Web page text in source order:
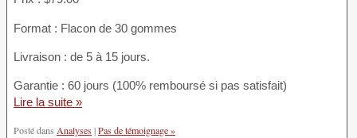
Format : Flacon de 30 gommes
Livraison : de 5 à 15 jours.
Garantie : 60 jours (100% remboursé si pas satisfait)
Lire la suite »
Posté dans Analyses|Pas de témoignage »